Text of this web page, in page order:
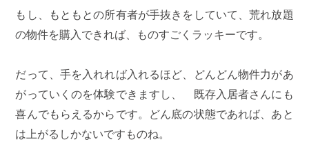
もし、もともとの所有者が手抜きをしていて、荒れ放題
の物件を購入できれば、ものすごくラッキーです。
だって、手を入れれば入れるほど、どんどん物件力があ
がっていくのを体験できますし、 既存入居者さんにも
喜んでもらえるからです。どん底の状態であれば、あと
は上がるしかないですものね。